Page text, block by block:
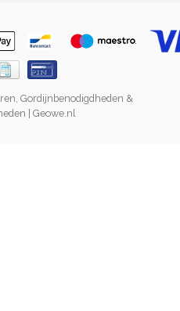
Gordijnbenodigdheden &
| Geowe.nl